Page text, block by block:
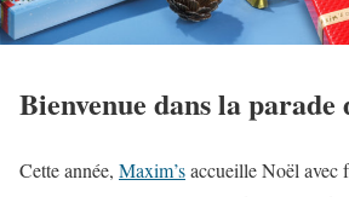
Bienvenue dans la parade
Cette année, Maxim’saccueille Noël avec